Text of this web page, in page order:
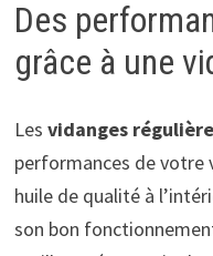
Des
grâce à une
Les vidanges
performances de votre
huile de qualité à
son bon